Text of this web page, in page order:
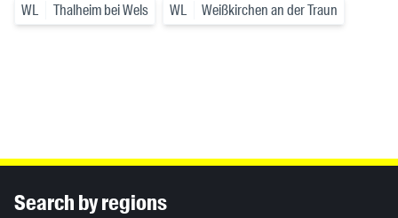
WL Thalheim bei Wels WL Weißkirchen an der Traun
Search by regions